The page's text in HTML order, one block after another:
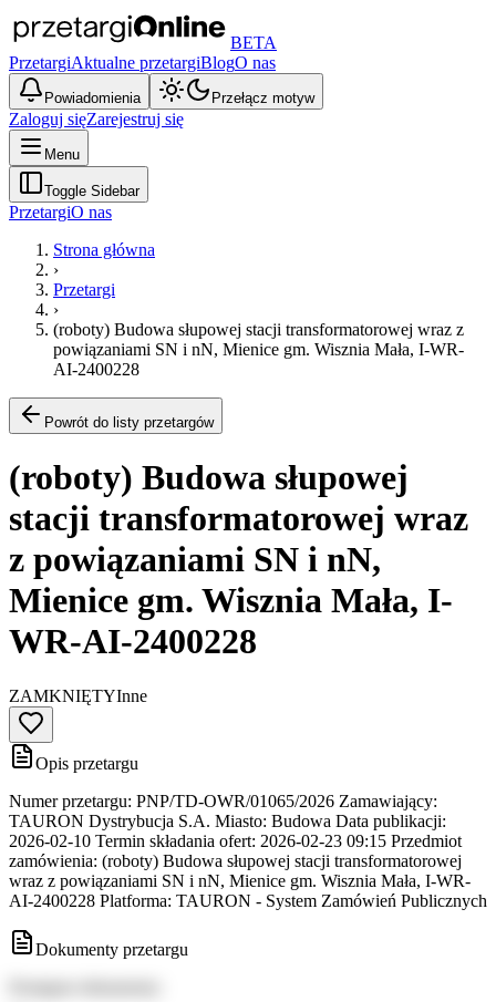
BETA
PrzetargiAktualne przetargiBlogO nas
Powiadomienia Przełącz motyw
Zaloguj sięZarejestruj się
Menu
Toggle Sidebar
PrzetargiO nas
Strona główna
›
Przetargi
›
(roboty) Budowa słupowej stacji transformatorowej wraz z
powiązaniami SN i nN, Mienice gm. Wisznia Mała, I-WR-
AI-2400228
Powrót do listy przetargów
(roboty) Budowa słupowej
stacji transformatorowej wraz
z powiązaniami SN i nN,
Mienice gm. Wisznia Mała, I-
WR-AI-2400228
ZAMKNIĘTYInne
Opis przetargu
Numer przetargu: PNP/TD-OWR/01065/2026 Zamawiający:
TAURON Dystrybucja S.A. Miasto: Budowa Data publikacji:
2026-02-10 Termin składania ofert: 2026-02-23 09:15 Przedmiot
zamówienia: (roboty) Budowa słupowej stacji transformatorowej
wraz z powiązaniami SN i nN, Mienice gm. Wisznia Mała, I-WR-
AI-2400228 Platforma: TAURON - System Zamówień Publicznych
Dokumenty przetargu